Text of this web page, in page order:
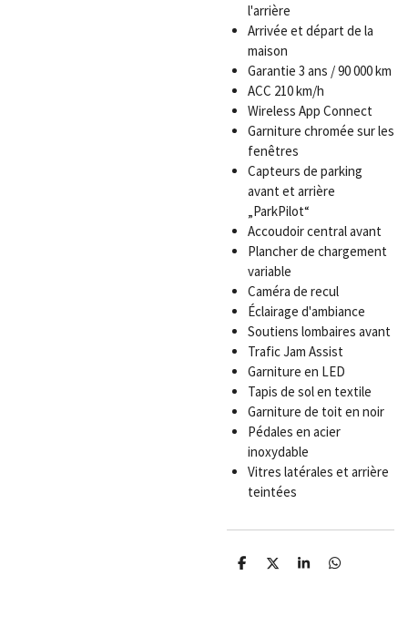
l'arrière
Arrivée et départ de la
maison
Garantie 3 ans / 90 000 km
ACC 210 km/h
Wireless App Connect
Garniture chromée sur les
fenêtres
Capteurs de parking
avant et arrière
„ParkPilot“
Accoudoir central avant
Plancher de chargement
variable
Caméra de recul
Éclairage d'ambiance
Soutiens lombaires avant
Trafic Jam Assist
Garniture en LED
Tapis de sol en textile
Garniture de toit en noir
Pédales en acier
inoxydable
Vitres latérales et arrière
teintées
P
P
P
P